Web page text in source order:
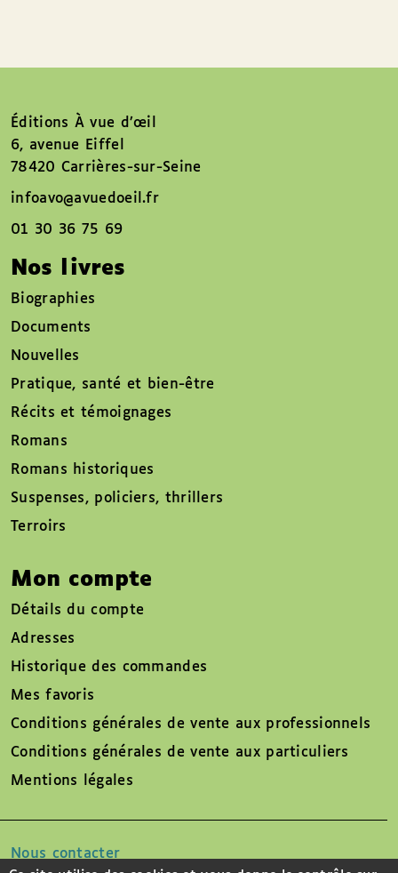
Éditions À vue d’œil
6, avenue Eiffel
78420 Carrières-sur-Seine
infoavo@avuedoeil.fr
01 30 36 75 69
Nos livres
Biographies
Documents
Nouvelles
Pratique, santé et bien-être
Récits et témoignages
Romans
Romans historiques
Suspenses, policiers, thrillers
Terroirs
Mon compte
Détails du compte
Adresses
Historique des commandes
Mes favoris
Conditions générales de vente aux professionnels
Conditions générales de vente aux particuliers
Mentions légales
Nous contacter